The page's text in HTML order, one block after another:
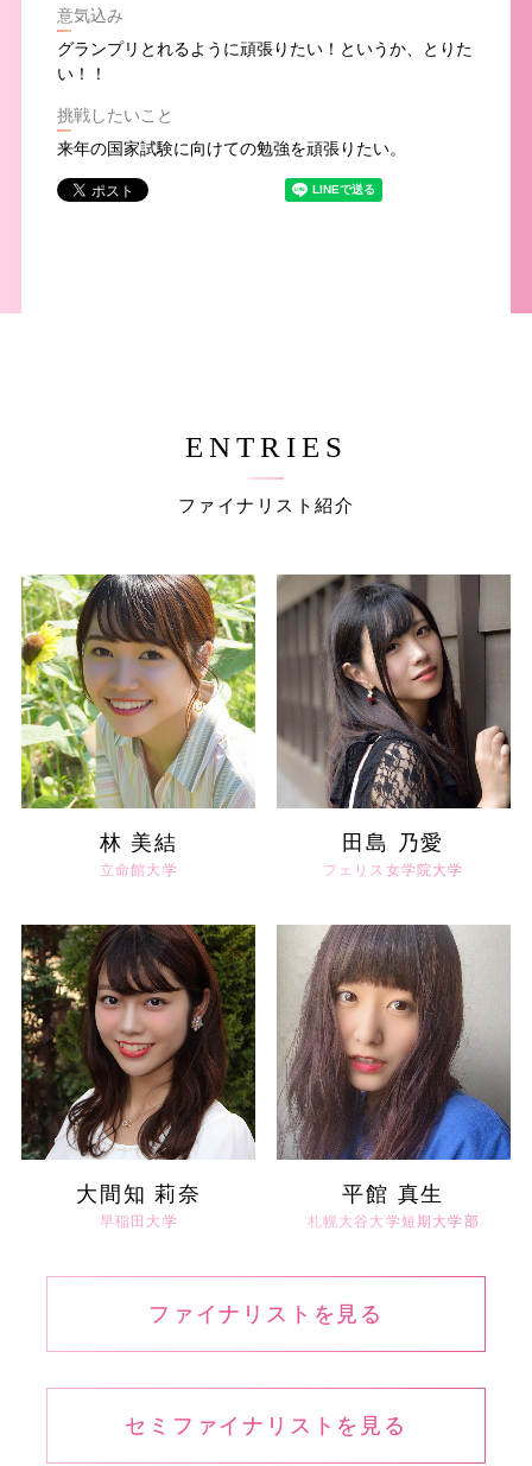
意気込み
グランプリとれるように頑張りたい！というか、とりた
い！！
挑戦したいこと
来年の国家試験に向けての勉強を頑張りたい。
ENTRIES
ファイナリスト紹介
林 美結
立命館大学
田島 乃愛
フェリス女学院大学
大間知 莉奈
早稲田大学
平館 真生
札幌大谷大学短期大学部
ファイナリストを見る
セミファイナリストを見る